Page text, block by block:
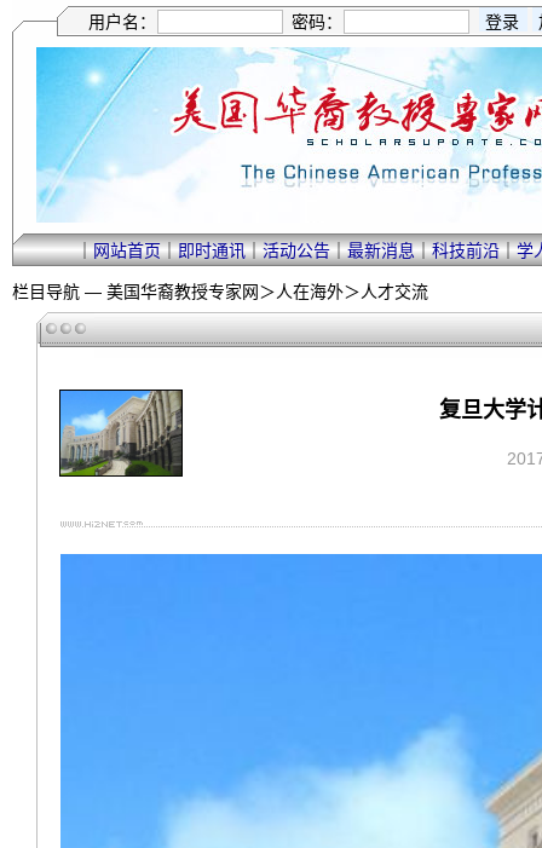
用户名： 密码：
｜网站首页｜即时通讯｜活动公告｜最新消息｜科技前沿｜学
栏目导航 — 美国华裔教授专家网＞人在海外＞人才交流
复旦大学